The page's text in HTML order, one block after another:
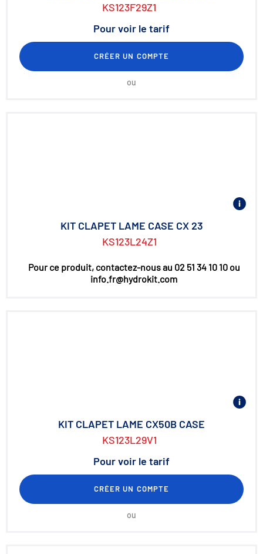
KS123F29Z1
Pour voir le tarif
CRÉER UN COMPTE
ou
KIT CLAPET LAME CASE CX 23
KS123L24Z1
Pour ce produit, contactez-nous au 02 51 34 10 10 ou
info.fr@hydrokit.com
KIT CLAPET LAME CX50B CASE
KS123L29V1
Pour voir le tarif
CRÉER UN COMPTE
ou